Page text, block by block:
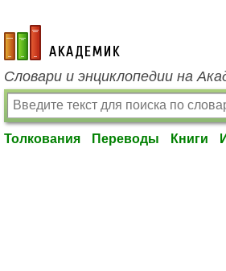
academic.ru
Словари и энциклопедии на
Толкования Переводы Книги